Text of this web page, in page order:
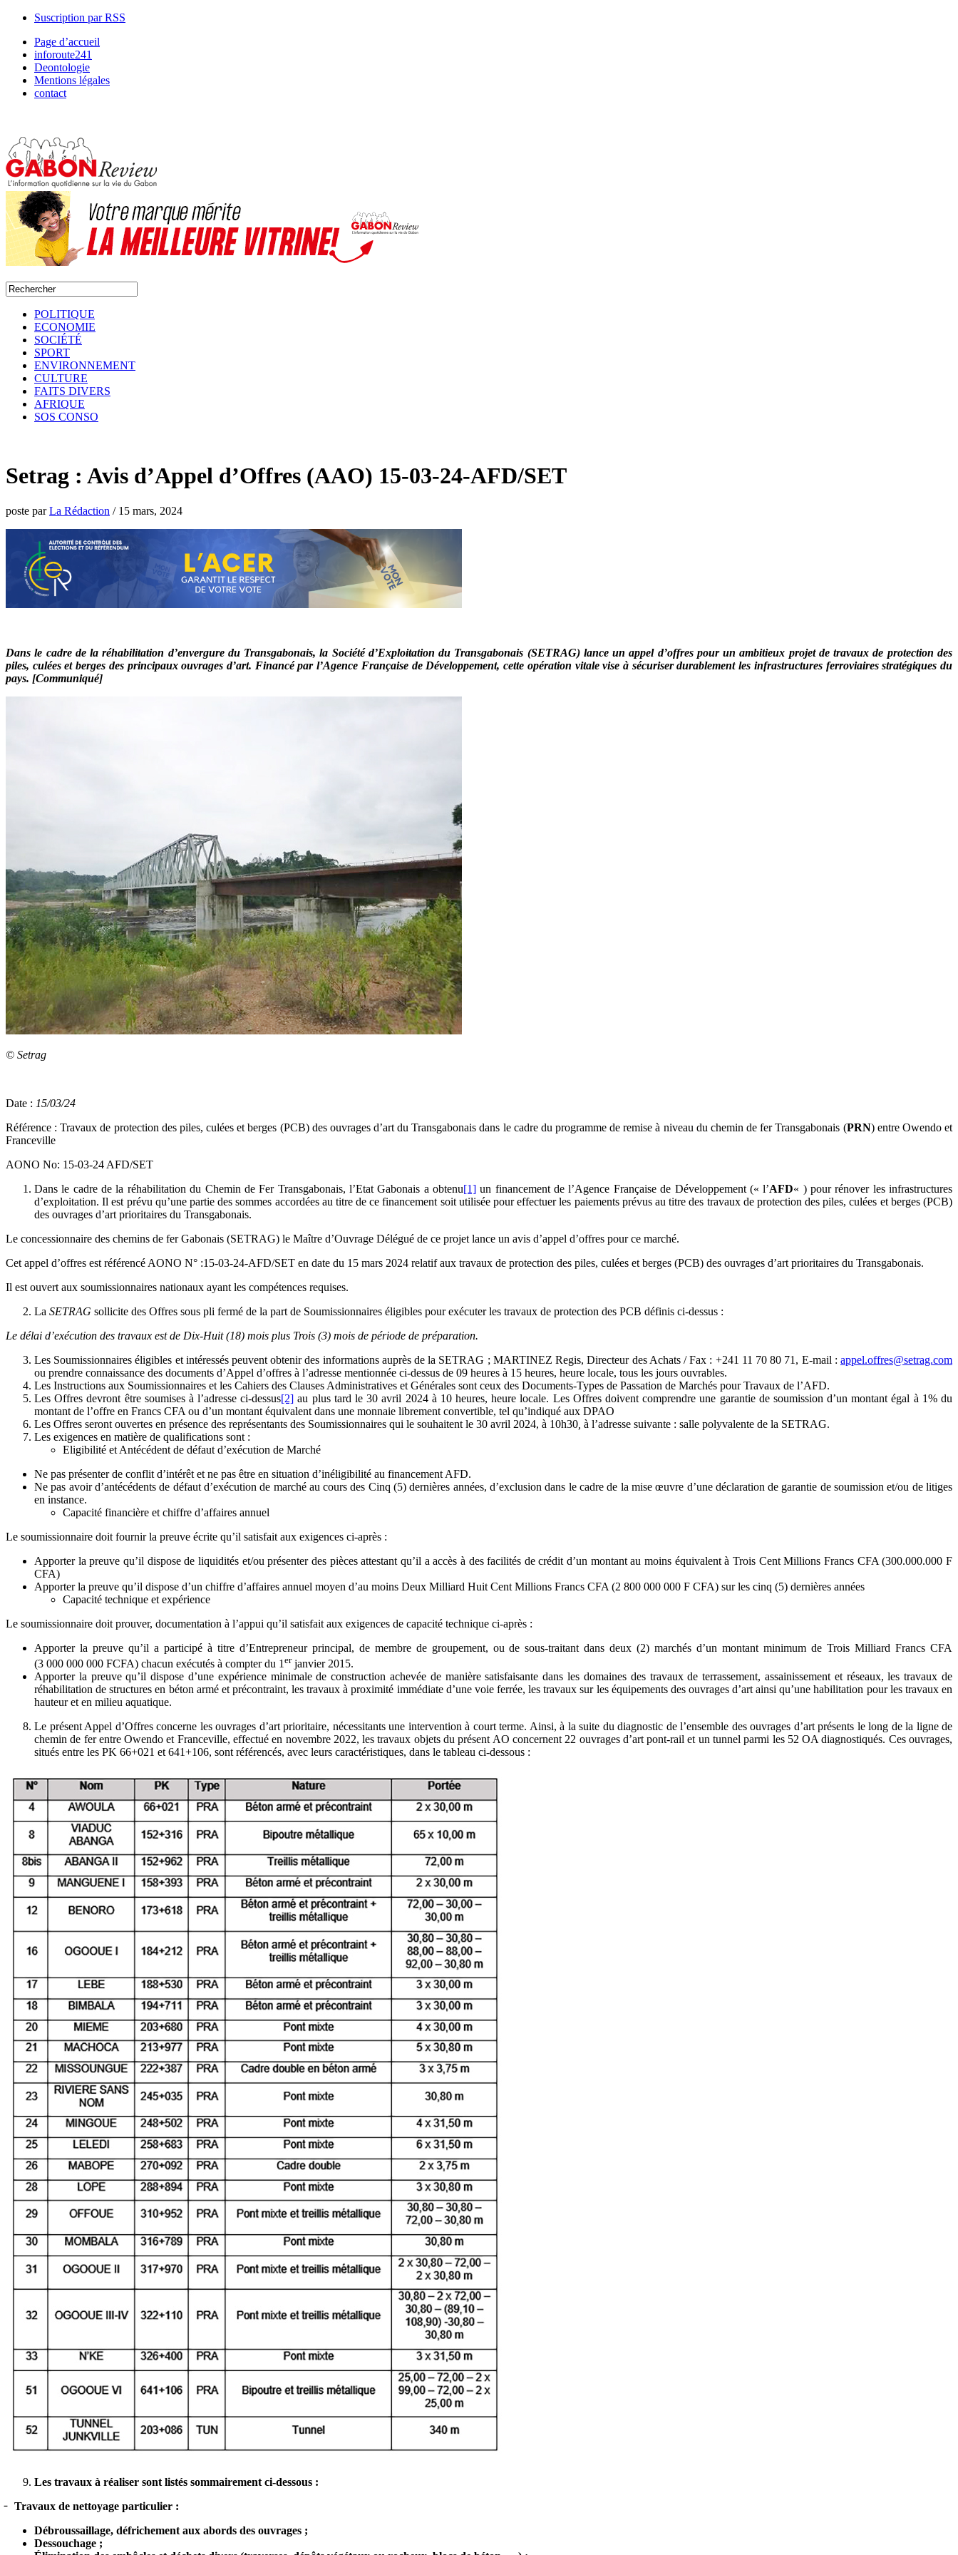
Suscription par RSS
Page d’accueil
inforoute241
Deontologie
Mentions légales
contact
POLITIQUE
ECONOMIE
SOCIÉTÉ
SPORT
ENVIRONNEMENT
CULTURE
FAITS DIVERS
AFRIQUE
SOS CONSO
Setrag : Avis d’Appel d’Offres (AAO) 15-03-24-AFD/SET
poste parLa Rédaction / 15 mars, 2024
Dans le cadre de la réhabilitation d’envergure du Transgabonais, la Société d’Exploitation du Transgabonais (SETRAG) lance un appel d’offres pour un ambitieux projet de travaux de protection des
piles, culées et berges des principaux ouvrages d’art. Financé par l’Agence Française de Développement, cette opération vitale vise à sécuriser durablement les infrastructures ferroviaires stratégiques du
pays. [Communiqué]
© Setrag
Date : 15/03/24
Référence : Travaux de protection des piles, culées et berges (PCB) des ouvrages d’art du Transgabonais dans le cadre du programme de remise à niveau du chemin de fer Transgabonais (PRN) entre Owendo et
Franceville
AONO No: 15-03-24 AFD/SET
Dans le cadre de la réhabilitation du Chemin de Fer Transgabonais, l’Etat Gabonais a obtenu[1] un financement de l’Agence Française de Développement (« l’AFD« ) pour rénover les infrastructures
d’exploitation. Il est prévu qu’une partie des sommes accordées au titre de ce financement soit utilisée pour effectuer les paiements prévus au titre des travaux de protection des piles, culées et berges (PCB)
des ouvrages d’art prioritaires du Transgabonais.
Le concessionnaire des chemins de fer Gabonais (SETRAG) le Maître d’Ouvrage Délégué de ce projet lance un avis d’appel d’offres pour ce marché.
Cet appel d’offres est référencé AONO N° :15-03-24-AFD/SET en date du 15 mars 2024 relatif aux travaux de protection des piles, culées et berges (PCB) des ouvrages d’art prioritaires du Transgabonais.
Il est ouvert aux soumissionnaires nationaux ayant les compétences requises.
La SETRAG sollicite des Offres sous pli fermé de la part de Soumissionnaires éligibles pour exécuter les travaux de protection des PCB définis ci-dessus :
Le délai d’exécution des travaux est de Dix-Huit (18) mois plus Trois (3) mois de période de préparation.
Les Soumissionnaires éligibles et intéressés peuvent obtenir des informations auprès de la SETRAG ; MARTINEZ Regis, Directeur des Achats / Fax : +241 11 70 80 71, E-mail : appel.offres@setrag.com
ou prendre connaissance des documents d’Appel d’offres à l’adresse mentionnée ci-dessus de 09 heures à 15 heures, heure locale, tous les jours ouvrables.
Les Instructions aux Soumissionnaires et les Cahiers des Clauses Administratives et Générales sont ceux des Documents-Types de Passation de Marchés pour Travaux de l’AFD.
Les Offres devront être soumises à l’adresse ci-dessus[2] au plus tard le 30 avril 2024 à 10 heures, heure locale. Les Offres doivent comprendre une garantie de soumission d’un montant égal à 1% du
montant de l’offre en Francs CFA ou d’un montant équivalent dans une monnaie librement convertible, tel qu’indiqué aux DPAO
Les Offres seront ouvertes en présence des représentants des Soumissionnaires qui le souhaitent le 30 avril 2024, à 10h30 à l’adresse suivante : salle polyvalente de la SETRAG.
Les exigences en matière de qualifications sont :
Eligibilité et Antécédent de défaut d’exécution de Marché
Ne pas présenter de conflit d’intérêt et ne pas être en situation d’inéligibilité au financement AFD.
Ne pas avoir d’antécédents de défaut d’exécution de marché au cours des Cinq (5) dernières années, d’exclusion dans le cadre de la mise œuvre d’une déclaration de garantie de soumission et/ou de litiges
en instance.
Capacité financière et chiffre d’affaires annuel
Le soumissionnaire doit fournir la preuve écrite qu’il satisfait aux exigences ci-après :
Apporter la preuve qu’il dispose de liquidités et/ou présenter des pièces attestant qu’il a accès à des facilités de crédit d’un montant au moins équivalent à Trois Cent Millions Francs CFA (300.000.000 F
CFA)
Apporter la preuve qu’il dispose d’un chiffre d’affaires annuel moyen d’au moins Deux Milliard Huit Cent Millions Francs CFA (2 800 000 000 F CFA) sur les cinq (5) dernières années
Capacité technique et expérience
Le soumissionnaire doit prouver, documentation à l’appui qu’il satisfait aux exigences de capacité technique ci-après :
Apporter la preuve qu’il a participé à titre d’Entrepreneur principal, de membre de groupement, ou de sous-traitant dans deux (2) marchés d’un montant minimum de Trois Milliard Francs CFA
(3 000 000 000 FCFA) chacun exécutés à compter du 1 erjanvier 2015.
Apporter la preuve qu’il dispose d’une expérience minimale de construction achevée de manière satisfaisante dans les domaines des travaux de terrassement, assainissement et réseaux, les travaux de
réhabilitation de structures en béton armé et précontraint, les travaux à proximité immédiate d’une voie ferrée, les travaux sur les équipements des ouvrages d’art ainsi qu’une habilitation pour les travaux en
hauteur et en milieu aquatique.
Le présent Appel d’Offres concerne les ouvrages d’art prioritaire, nécessitants une intervention à court terme. Ainsi, à la suite du diagnostic de l’ensemble des ouvrages d’art présents le long de la ligne de
chemin de fer entre Owendo et Franceville, effectué en novembre 2022, les travaux objets du présent AO concernent 22 ouvrages d’art pont-rail et un tunnel parmi les 52 OA diagnostiqués. Ces ouvrages,
situés entre les PK 66+021 et 641+106, sont référencés, avec leurs caractéristiques, dans le tableau ci-dessous :
Les travaux à réaliser sont listés sommairement ci-dessous :
Travaux de nettoyage particulier :
Débroussaillage, défrichement aux abords des ouvrages ;
Dessouchage ;